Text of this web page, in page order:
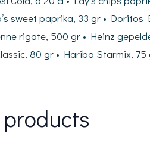
sweet paprika, 33 gr •
rigate, 500 gr • Heinz
80 gr • Haribo Starmix,